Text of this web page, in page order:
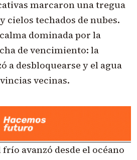
marcaron una tregua
cielos techados de nubes.
dominada por la
de vencimiento: la
a desbloquearse y el agua
vecinas.
avanzó desde el océano